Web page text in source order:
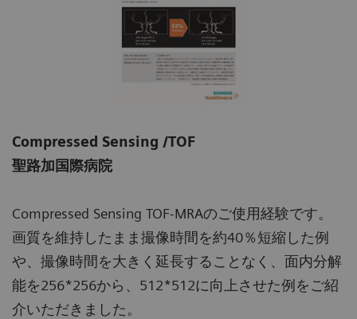
Compressed Sensing /TOF
聖路加国際病院
Compressed Sensing TOF-MRAのご使用経験です。
画質を維持したまま撮像時間を約40％短縮した例
や、撮像時間を大きく延長することなく、面内分解
能を256*256から、512*512に向上させた例をご紹
介いただきました。